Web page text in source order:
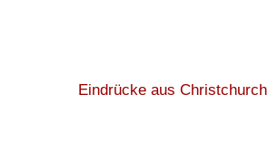
Eindrücke aus Christchurch